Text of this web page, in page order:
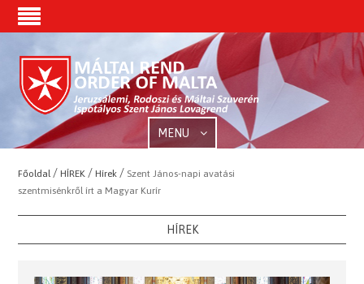
MENU
Főoldal /HÍREK /Hírek / Szent János-napi avatási
szentmisénkről írt a Magyar Kurír
HÍREK